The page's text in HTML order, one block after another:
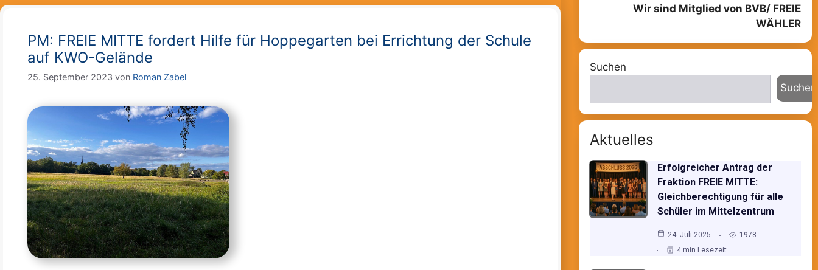
PM: FREIE MITTE fordert Hilfe für Hoppegarten bei Errichtung der Schule
auf KWO-Gelände
25. September 2023 von Roman Zabel
Wir sind Mitglied von BVB/ FREIE
WÄHLER
Suchen
Suchen
Aktuelles
Erfolgreicher Antrag der
Fraktion FREIE MITTE:
Gleichberechtigung für alle
Schüler im Mittelzentrum
24. Juli 2025
1978
4 min Lesezeit